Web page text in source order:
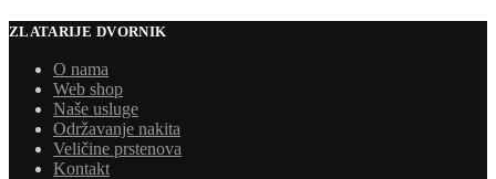
ZLATARIJE DVORNIK
O nama
Web shop
Naše usluge
Održavanje nakita
Veličine prstenova
Kontakt